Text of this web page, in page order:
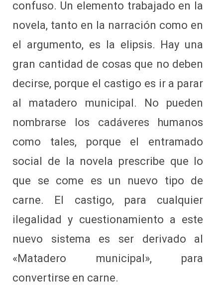
confuso. Un elemento trabajado en la
novela, tanto en la narración como en
el argumento, es la elipsis. Hay una
gran cantidad de cosas que no deben
decirse, porque el castigo es ir a parar
al matadero municipal. No pueden
nombrarse los cadáveres humanos
como tales, porque el entramado
social de la novela prescribe que lo
que se come es un nuevo tipo de
carne. El castigo, para cualquier
ilegalidad y cuestionamiento a este
nuevo sistema es ser derivado al
«Matadero municipal», para
convertirse en carne.